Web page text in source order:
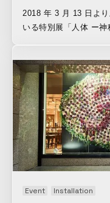
2018 年 3 月 13 日よ
いる特別展「人体 ー
の巨大ネットワーク”を体
回の展示期間に合わせ
たスペシャル WEB コ
み）。まるで「人体
ような、ビジュアライ
https://www.nhk.or.jp/
Event Installation